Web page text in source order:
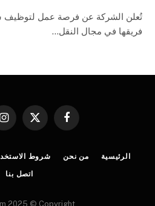
تُعلن الشركة عن فرصة عمل لتوظيف
فريقها في مجال النقل…
فيسبوك
X
الرئيسية من نحن شروط
اتصل بنا
2025 © Copyright